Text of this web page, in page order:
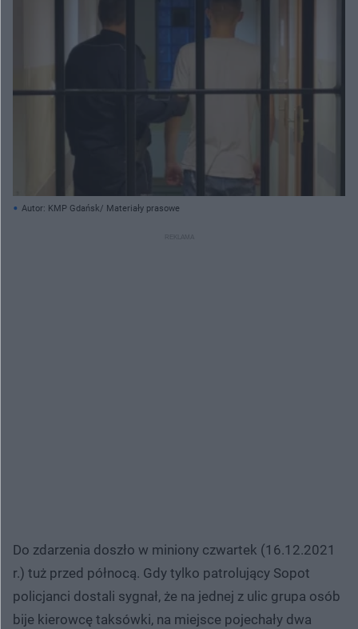
Autor: KMP Gdańsk/ Materiały prasowe
Do zdarzenia doszło w miniony czwartek (16.12.2021
r.) tuż przed północą. Gdy tylko patrolujący Sopot
policjanci dostali sygnał, że na jednej z ulic grupa osób
bije kierowcę taksówki, na miejsce pojechały dwa